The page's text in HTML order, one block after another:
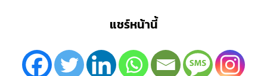
แชร์หน้านี้